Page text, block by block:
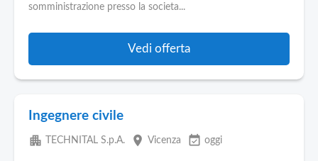
somministrazione presso la societa...
Vedi offerta
Ingegnere civile
apartment TECHNITAL S.p.A. place Vicenza event_available oggi